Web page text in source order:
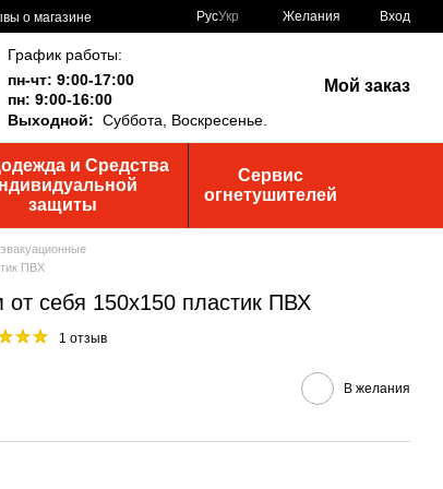
о магазине
РусУкр Желания Вход
График работы:
пн-чт: 9:00-17:00
пн: 9:00-16:00
Выходной: Суббота, Воскресенье.
Мой заказ
и Средства
защиты
Сервис
огнетушителей
ПВХ
себя 150х150 пластик ПВХ
1 отзыв
В желания